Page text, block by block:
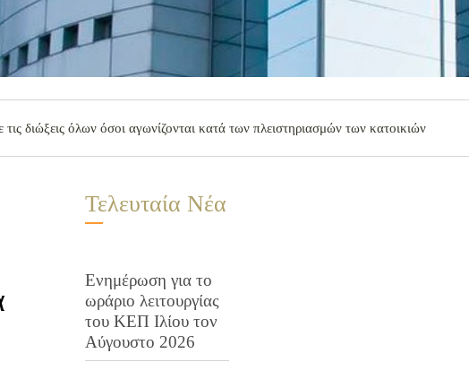
διώξεις όλων όσοι αγωνίζονται κατά των πλειστηριασμών των κατοικιών
Τελευταία Νέα
Ενημέρωση για το
ωράριο λειτουργίας
του ΚΕΠ Ιλίου τον
Αύγουστο 2026